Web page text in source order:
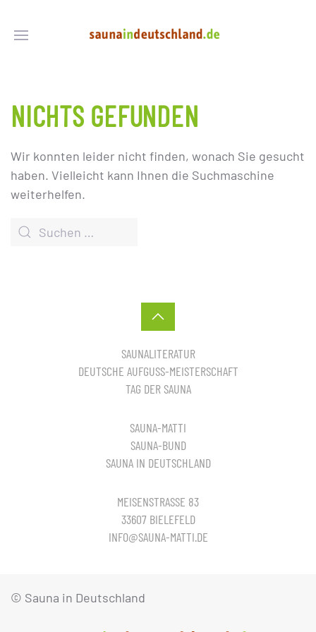
NICHTS GEFUNDEN
Wir konnten leider nicht finden, wonach Sie gesucht
haben. Vielleicht kann Ihnen die Suchmaschine
weiterhelfen.
SAUNALITERATUR
DEUTSCHE AUFGUSS-MEISTERSCHAFT
TAG DER SAUNA
SAUNA-MATTI
SAUNA-BUND
SAUNA IN DEUTSCHLAND
MEISENSTRASSE 83
33607 BIELEFELD
INFO@SAUNA-MATTI.DE
© Sauna in Deutschland